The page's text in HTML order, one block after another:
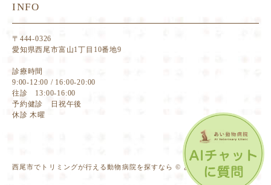
INFO
〒444-0326
愛知県西尾市富山1丁目10番地9
診療時間
9:00-12:00 / 16:00-20:00
往診 13:00-16:00
予約健診 日祝午後
休診 木曜
西尾市でトリミングが行える動物病院を探すなら © あい動物病院